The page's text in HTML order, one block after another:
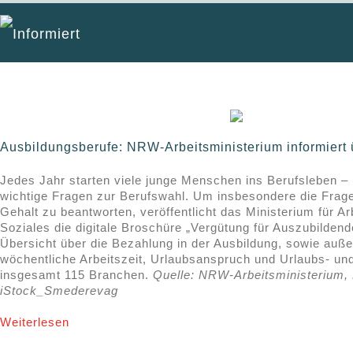
Informiert
Ausbildungsberufe: NRW-Arbeitsministerium informiert
Jedes Jahr starten viele junge Menschen ins Berufsleben –
wichtige Fragen zur Berufswahl. Um insbesondere die
Gehalt zu beantworten, veröffentlicht das Ministerium für
Soziales die digitale Broschüre „Vergütung für
Übersicht über die Bezahlung in der Ausbildung, sowie
wöchentliche Arbeitszeit, Urlaubsanspruch und Urlaubs-
insgesamt 115 Branchen. Quelle: NRW-Arbeitsministerium,
iStock_Smederevag
Weiterlesen